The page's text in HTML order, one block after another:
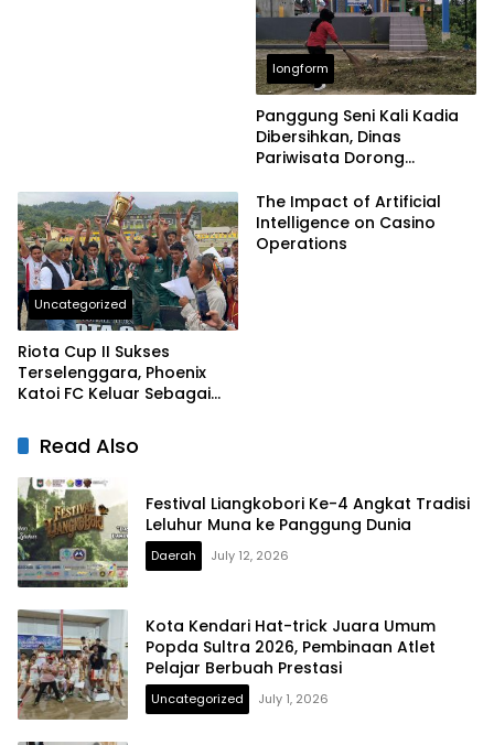
longform
Panggung Seni Kali Kadia
Dibersihkan, Dinas
Pariwisata Dorong
Kreatif
Uncategorized
Riota Cup II Sukses
Terselenggara, Phoenix
Katoi FC Keluar Sebagai
The Impact of Artificial
Intelligence on Casino
Operations
Read Also
Festival Liangkobori Ke-4 Angkat Tradisi
Leluhur Muna ke Panggung Dunia
Daerah July 12, 2026
Kota Kendari Hat-trick Juara Umum
Popda Sultra 2026, Pembinaan Atlet
Pelajar Berbuah Prestasi
Uncategorized July 1, 2026